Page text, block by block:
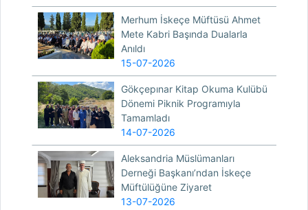
Merhum İskeçe Müftüsü Ahmet
Mete Kabri Başında Dualarla
Anıldı
15-07-2026
Gökçepınar Kitap Okuma Kulübü
Dönemi Piknik Programıyla
Tamamladı
14-07-2026
Aleksandria Müslümanları
Derneği Başkanı’ndan İskeçe
Müftülüğüne Ziyaret
13-07-2026